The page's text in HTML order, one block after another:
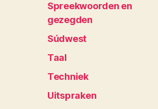
Spreekwoorden en
gezegden
Súdwest
Taal
Techniek
Uitspraken